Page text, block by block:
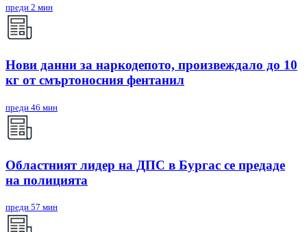
преди 2 мин
Нови данни за наркодепото, произвеждало до 10
кг от смъртоносния фентанил
преди 46 мин
Областният лидер на ДПС в Бургас се предаде
на полицията
преди 57 мин